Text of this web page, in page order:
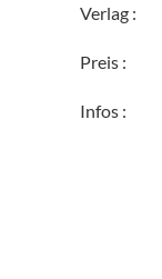
Verlag :
Preis :
Infos :